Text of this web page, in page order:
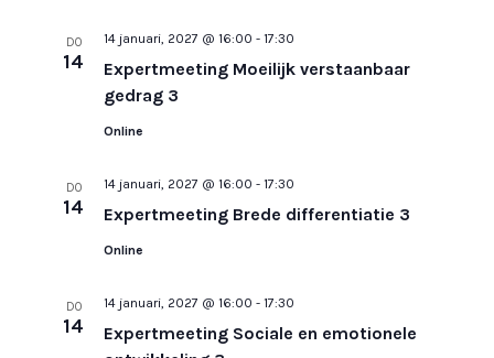
DO
14
Expertmeeting Moeilijk verstaanbaar
gedrag 3
14 januari, 2027 @ 16:00 - 17:30
Online
DO
14 Expertmeeting Brede differentiatie 3
14 januari, 2027 @ 16:00 - 17:30
Online
DO
14
Expertmeeting Sociale en emotionele
14 januari, 2027 @ 16:00 - 17:30